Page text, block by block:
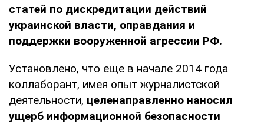
статей по дискредитации действий
украинской власти, оправдания и
поддержки вооруженной агрессии РФ.
Установлено, что еще в начале 2014 года
коллаборант, имея опыт журналистской
деятельности, целенаправленно наносил
ущерб информационной безопасности